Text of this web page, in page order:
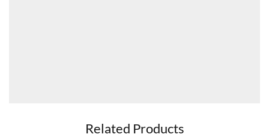
Related Products